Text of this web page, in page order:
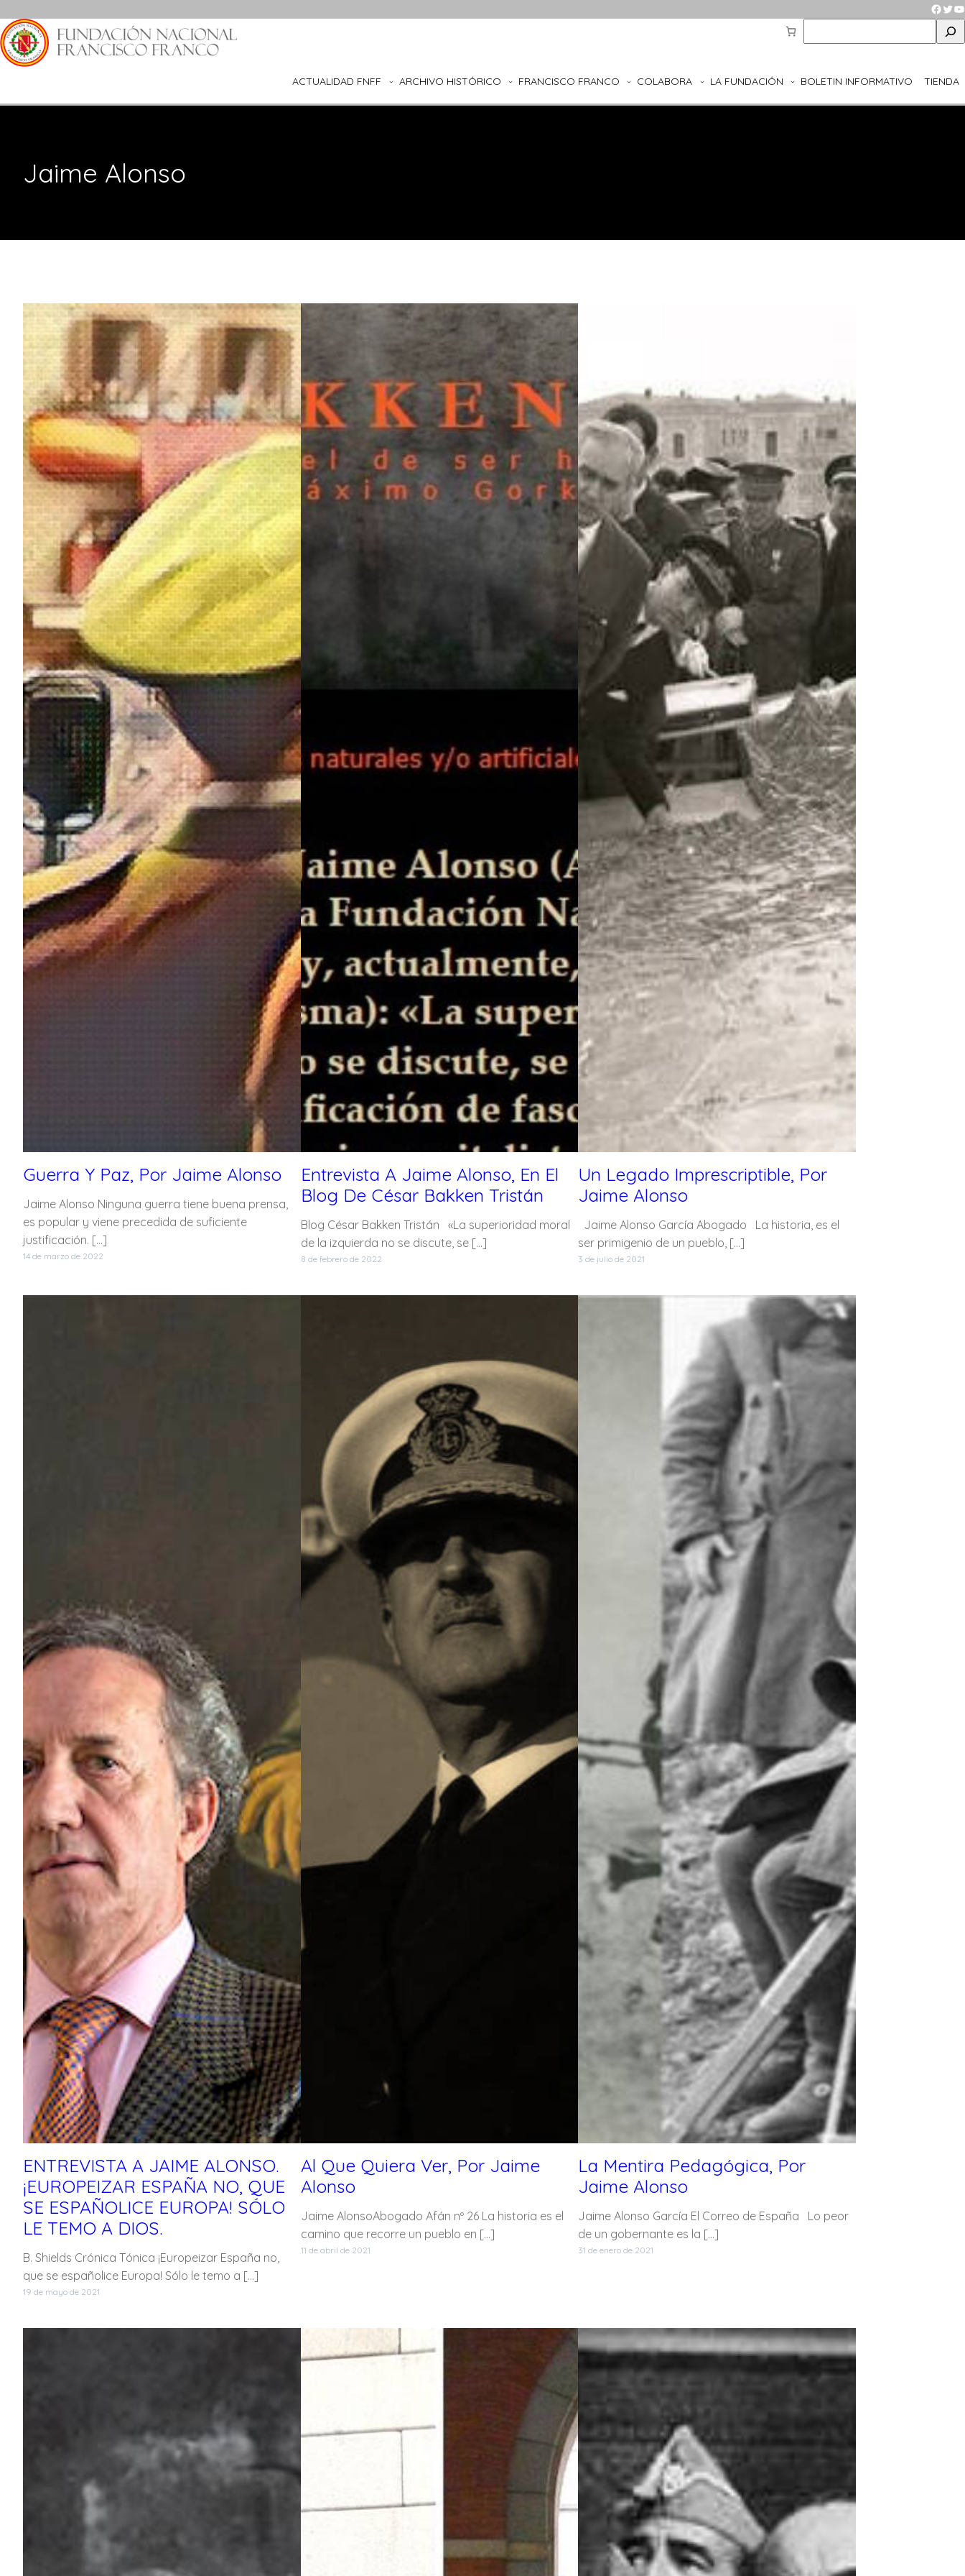
al
contenido
e
r
ACTUALIDAD FNFF ARCHIVO HISTÓRICO FRANCISCO FRANCO COLABORA LA FUNDACIÓN BOLETIN INFORMATIVO TIENDA
Jaime Alonso
Guerra Y Paz, Por Jaime Alonso
Jaime Alonso Ninguna guerra tiene buena prensa,
es popular y viene precedida de suficiente
justificación. […]
14 de marzo de 2022
Entrevista A Jaime Alonso, En El
Blog De César Bakken Tristán
Blog César Bakken Tristán «La superioridad moral
de la izquierda no se discute, se […]
8 de febrero de 2022
Un Legado Imprescriptible, Por
Jaime Alonso
Jaime Alonso García Abogado La historia, es el
ser primigenio de un pueblo, […]
3 de julio de 2021
ENTREVISTA A JAIME ALONSO.
¡EUROPEIZAR ESPAÑA NO, QUE
SE ESPAÑOLICE EUROPA! SÓLO
LE TEMO A DIOS.
B. Shields Crónica Tónica ¡Europeizar España no,
que se españolice Europa! Sólo le temo a […]
19 de mayo de 2021
Al Que Quiera Ver, Por Jaime
Alonso
Jaime AlonsoAbogado Afán nº 26 La historia es el
camino que recorre un pueblo en […]
11 de abril de 2021
La Mentira Pedagógica, Por
Jaime Alonso
Jaime Alonso García El Correo de España Lo peor
de un gobernante es la […]
31 de enero de 2021